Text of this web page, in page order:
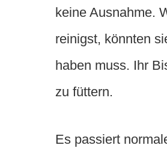
keine Ausnahme.
reinigst, könnten
haben muss. Ihr
zu füttern.
Es passiert